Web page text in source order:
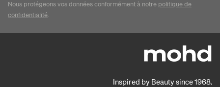
Nous protégeons vos données conformément à notre politique de
confidentialité.
Inspired by Beauty since 1968.